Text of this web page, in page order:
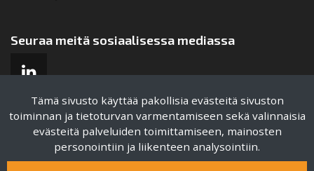
Tämä sivusto käyttää pakollisia evästeitä sivuston
toiminnan ja tietoturvan varmentamiseen sekä valinnaisia
evästeitä palveluiden toimittamiseen, mainosten
personointiin ja liikenteen analysointiin.
Seuraa meitä sosiaalisessa mediassa
Sertifikaatit